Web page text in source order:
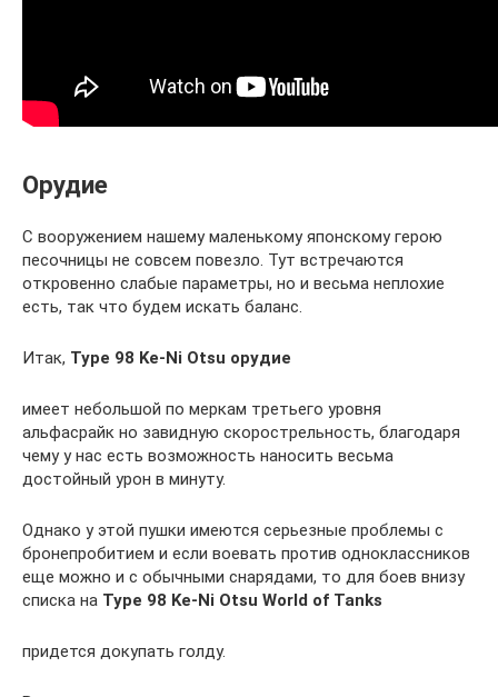
Орудие
С вооружением нашему маленькому японскому герою
песочницы не совсем повезло. Тут встречаются
откровенно слабые параметры, но и весьма неплохие
есть, так что будем искать баланс.
Итак, Type 98 Ke-Ni Otsu орудие
имеет небольшой по меркам третьего уровня
альфасрайк но завидную скорострельность, благодаря
чему у нас есть возможность наносить весьма
достойный урон в минуту.
Однако у этой пушки имеются серьезные проблемы с
бронепробитием и если воевать против одноклассников
еще можно и с обычными снарядами, то для боев внизу
списка на Type 98 Ke-Ni Otsu World of Tanks
придется докупать голду.